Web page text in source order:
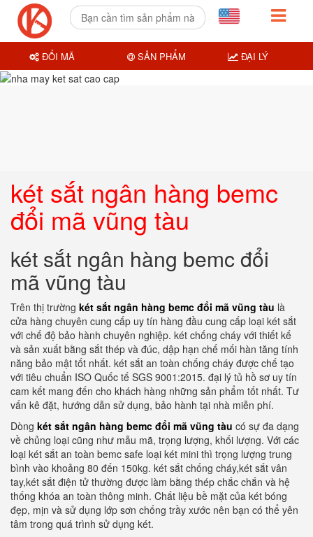
két sắt ngân hàng bemc
đổi mã vũng tàu
két sắt ngân hàng bemc đổi
mã vũng tàu
Trên thị trường két sắt ngân hàng bemc đổi mã vũng tàu là
cửa hàng chuyên cung cấp uy tín hàng đầu cung cấp loại két sắt
với chế độ bảo hành chuyên nghiệp. két chống cháy với thiết kế
và sản xuất bằng sắt thép và đúc, dập hạn chế mối hàn tăng tính
năng bảo mật tốt nhất. két sắt an toàn chống cháy được chế tạo
với tiêu chuẩn ISO Quốc tế SGS 9001:2015. đại lý tủ hồ sơ uy tín
cam kết mang đến cho khách hàng những sản phẩm tốt nhất. Tư
vấn kê đặt, hướng dẫn sử dụng, bảo hành tại nhà miễn phí.
Dòng két sắt ngân hàng bemc đổi mã vũng tàu có sự đa dạng
về chủng loại cũng như mẫu mã, trọng lượng, khối lượng. Với các
loại két sắt an toàn bemc safe loại két mini thì trọng lượng trung
bình vào khoảng 80 đến 150kg. két sắt chống cháy,két sắt vân
tay,két sắt điện tử thường được làm bằng thép chắc chắn và hệ
thống khóa an toàn thông minh. Chất liệu bề mặt của két bóng
đẹp, mịn và sử dụng lớp sơn chống trầy xước nên bạn có thể yên
tâm trong quá trình sử dụng két.
ĐỔI MÃ SẢN PHẨM ĐẠI LÝ